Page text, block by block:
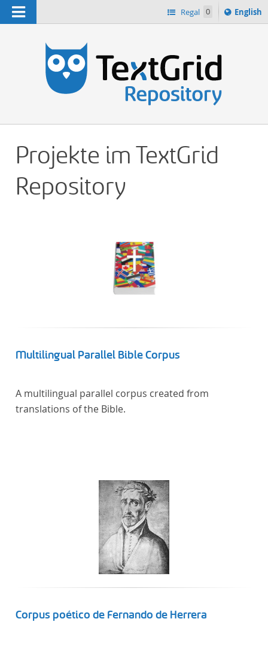
Navigation Regal 0
Switch
English
Projekte im TextGrid
Repository
Multilingual Parallel Bible Corpus
A multilingual parallel corpus created from
translations of the Bible.
Corpus poético de Fernando de Herrera